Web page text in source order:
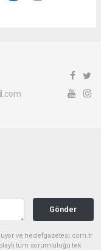
Gönder
ve hedefgazetesi.com.tr
tüm sorumluluğu tek